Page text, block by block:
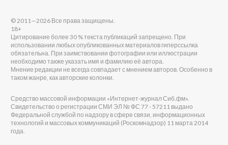
© 2011—2026 Все права защищены.
18+
Цитирование более 30 % текста публикаций запрещено. При
использовании любых опубликованных материалов гиперссылка
обязательна. При заимствовании фотографии или иллюстрации
необходимо также указать имя и фамилию её автора.
Мнение редакции не всегда совпадает с мнением авторов. Особенно в
таком жанре, как авторские колонки.
Средство массовой информации «Интернет-журнал Сиб.фм».
Свидетельство о регистрации СМИ ЭЛ № ФС 77 - 57211 выдано
Федеральной службой по надзору в сфере связи, информационных
технологий и массовых коммуникаций (Роскомнадзор) 11 марта 2014
года.